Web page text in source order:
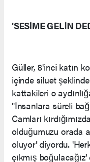
'SESİME GELİN
Güller, 8'inci katın
içinde siluet
kattakileri o
"İnsanlara süreli
Camları
olduğumuzu orada
oluyor' diyordu.
çıkmış